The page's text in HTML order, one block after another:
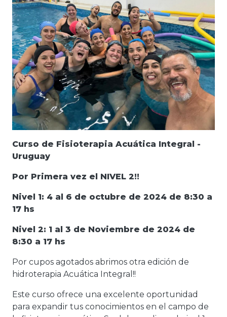
Curso de Fisioterapia Acuática Integral -
Uruguay
Por Primera vez el NIVEL 2!!
Nivel 1: 4 al 6 de octubre de 2024 de 8:30 a
17 hs
Nivel 2: 1 al 3 de Noviembre de 2024 de
8:30 a 17 hs
Por cupos agotados abrimos otra edición de
hidroterapia Acuática Integral!!
Este curso ofrece una excelente oportunidad
para expandir tus conocimientos en el campo de